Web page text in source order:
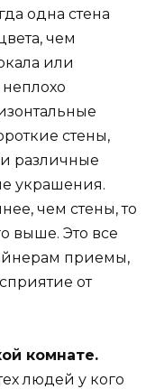
одна стена
чем
или
стены,
различные
украшения.
чем стены, то
выше. Это все
приемы,
от
комнате.
людей у кого